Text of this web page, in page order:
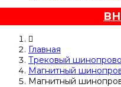
Главная
Трековый
Магнитный
Магнитный